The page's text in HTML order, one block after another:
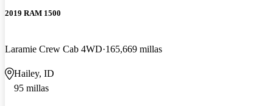
2019 RAM 1500
Laramie Crew Cab 4WD 165,669 millas
Hailey, ID
95 millas